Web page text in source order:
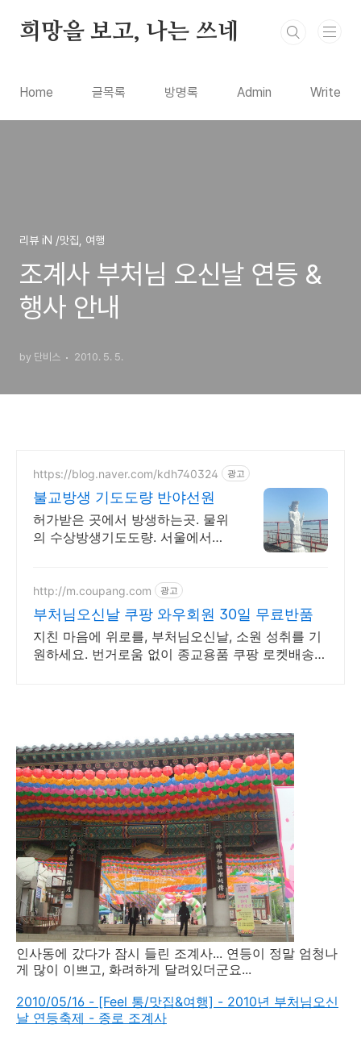
희망을 보고, 나는 쓰네
Home 글목록 방명록 Admin Write
리뷰 iN /맛집, 여행
조계사 부처님 오신날 연등 &
행사 안내
by 단비스 2010. 5. 5.
https://blog.naver.com/kdh740324 광고
불교방생 기도도량 반야선원
허가받은 곳에서 방생하는곳. 물위
의 수상방생기도도량. 서울에서
http://m.coupang.com 광고
부처님오신날 쿠팡 와우회원 30일 무료반품
지친 마음에 위로를, 부처님오신날, 소원 성취를 기
원하세요. 번거로움 없이 종교용품 쿠팡 로켓배송으
인사동에 갔다가 잠시 들린 조계사... 연등이 정말 엄청나
게 많이 이쁘고, 화려하게 달려있더군요...
2010/05/16 - [Feel 통/맛집&여행] - 2010년 부처님오신
날 연등축제 - 종로 조계사